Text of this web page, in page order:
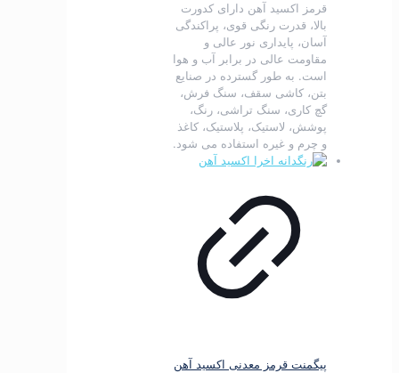
قرمز اکسید آهن دارای کدورت
بالا، قدرت رنگی قوی، پراکندگی
آسان، پایداری نور عالی و
مقاومت عالی در برابر آب و هوا
است. به طور گسترده در صنایع
بتن، کاشی سقف، سنگ فرش،
گچ کاری، سنگ تراشی، رنگ،
پوشش، لاستیک، پلاستیک، کاغذ
و چرم و غیره استفاده می شود.
پیگمنت قرمز معدنی اکسید آهن